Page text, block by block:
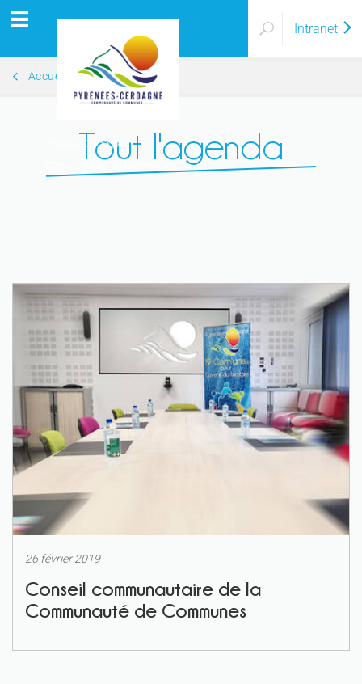
Pyrénées Cerdagne
Intranet
Accueil
Tout l'agenda
26 février 2019
Conseil communautaire de la
Communauté de Communes